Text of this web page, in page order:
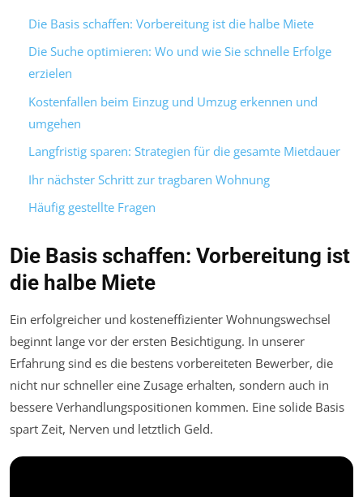
Die Basis schaffen: Vorbereitung ist die halbe Miete
Die Suche optimieren: Wo und wie Sie schnelle Erfolge
erzielen
Kostenfallen beim Einzug und Umzug erkennen und
umgehen
Langfristig sparen: Strategien für die gesamte Mietdauer
Ihr nächster Schritt zur tragbaren Wohnung
Häufig gestellte Fragen
Die Basis schaffen: Vorbereitung ist
die halbe Miete
Ein erfolgreicher und kosteneffizienter Wohnungswechsel
beginnt lange vor der ersten Besichtigung. In unserer
Erfahrung sind es die bestens vorbereiteten Bewerber, die
nicht nur schneller eine Zusage erhalten, sondern auch in
bessere Verhandlungspositionen kommen. Eine solide Basis
spart Zeit, Nerven und letztlich Geld.